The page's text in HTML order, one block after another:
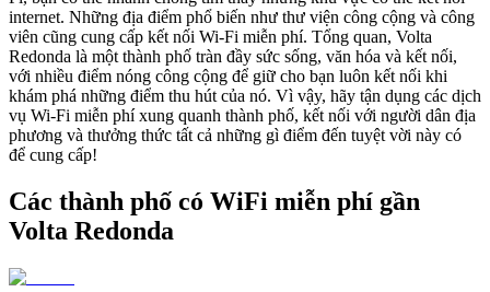
internet. Những địa điểm phổ biến như thư viện công cộng và công
viên cũng cung cấp kết nối Wi-Fi miễn phí. Tổng quan, Volta
Redonda là một thành phố tràn đầy sức sống, văn hóa và kết nối,
với nhiều điểm nóng công cộng để giữ cho bạn luôn kết nối khi
khám phá những điểm thu hút của nó. Vì vậy, hãy tận dụng các dịch
vụ Wi-Fi miễn phí xung quanh thành phố, kết nối với người dân địa
phương và thưởng thức tất cả những gì điểm đến tuyệt vời này có
để cung cấp!
Các thành phố có WiFi miễn phí gần
Volta Redonda